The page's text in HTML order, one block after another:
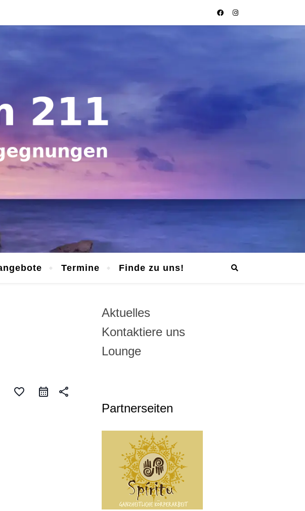
Termine Finde zu uns!
favorite_border share
Aktuelles
Kontaktiere uns
Lounge
Partnerseiten